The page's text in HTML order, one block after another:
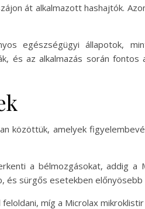
át alkalmazott hashajtók.
egészségügyi állapotok,
és az alkalmazás során fontos
közöttük, amelyek
a bélmozgásokat, addig a
és sürgős esetekben előnyösebb
míg a Microlax